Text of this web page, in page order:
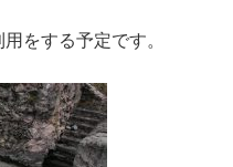
をする予定です。